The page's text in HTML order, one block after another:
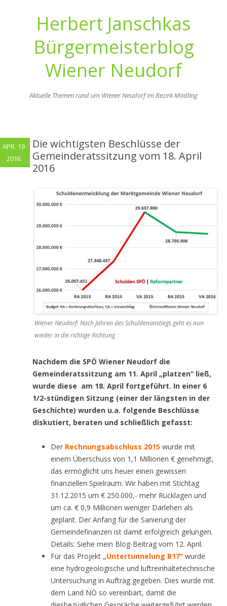
Herbert Janschkas
Bürgermeisterblog
Wiener Neudorf
Aktuelle Themen rund um Wiener Neudorf im Bezirk Mödling
Die wichtigsten Beschlüsse der
Gemeinderatssitzung vom 18. April
2016
Wiener Neudorf: Nach Jahren des Schuldenanstiegs geht es nun
wieder in die richtige Richtung
Nachdem die SPÖ Wiener Neudorf die
Gemeinderatssitzung am 11. April „platzen“ ließ,
wurde diese am 18. April fortgeführt. In einer 6
1/2-stündigen Sitzung (einer der längsten in der
Geschichte) wurden u.a. folgende Beschlüsse
diskutiert, beraten und schließlich gefasst:
Der Rechnungsabschluss 2015 wurde mit
einem Überschuss von 1,1 Millionen € genehmigt,
das ermöglicht uns heuer einen gewissen
finanziellen Spielraum. Wir haben mit Stichtag
31.12.2015 um € 250.000,- mehr Rücklagen und
um ca. € 0,9 Millionen weniger Darlehen als
geplant. Der Anfang für die Sanierung der
Gemeindefinanzen ist damit erfolgreich gelungen.
Details: Siehe mein Blog-Beitrag vom 12. April.
Für das Projekt „Untertunnelung B17“ wurde
eine hydrogeologische und luftreinhaltetechnische
Untersuchung in Auftrag gegeben. Dies wurde mit
dem Land NÖ so vereinbart, damit die
APR. 19
2016